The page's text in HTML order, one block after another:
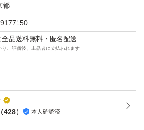
都
品送料無料・匿名配送
り、評価後、出品者に支払われます
（428） 本人確認済